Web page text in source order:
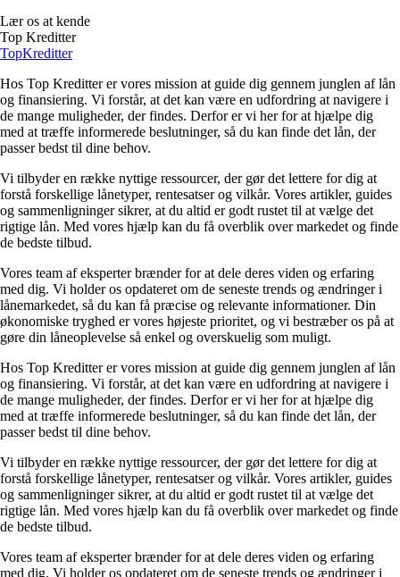
Lær os at kende
Top Kreditter
TopKreditter
Hos Top Kreditter er vores mission at guide dig gennem junglen af lån
og finansiering. Vi forstår, at det kan være en udfordring at navigere i
de mange muligheder, der findes. Derfor er vi her for at hjælpe dig
med at træffe informerede beslutninger, så du kan finde det lån, der
passer bedst til dine behov.
Vi tilbyder en række nyttige ressourcer, der gør det lettere for dig at
forstå forskellige lånetyper, rentesatser og vilkår. Vores artikler, guides
og sammenligninger sikrer, at du altid er godt rustet til at vælge det
rigtige lån. Med vores hjælp kan du få overblik over markedet og finde
de bedste tilbud.
Vores team af eksperter brænder for at dele deres viden og erfaring
med dig. Vi holder os opdateret om de seneste trends og ændringer i
lånemarkedet, så du kan få præcise og relevante informationer. Din
økonomiske tryghed er vores højeste prioritet, og vi bestræber os på at
gøre din låneoplevelse så enkel og overskuelig som muligt.
Hos Top Kreditter er vores mission at guide dig gennem junglen af lån
og finansiering. Vi forstår, at det kan være en udfordring at navigere i
de mange muligheder, der findes. Derfor er vi her for at hjælpe dig
med at træffe informerede beslutninger, så du kan finde det lån, der
passer bedst til dine behov.
Vi tilbyder en række nyttige ressourcer, der gør det lettere for dig at
forstå forskellige lånetyper, rentesatser og vilkår. Vores artikler, guides
og sammenligninger sikrer, at du altid er godt rustet til at vælge det
rigtige lån. Med vores hjælp kan du få overblik over markedet og finde
de bedste tilbud.
Vores team af eksperter brænder for at dele deres viden og erfaring
med dig. Vi holder os opdateret om de seneste trends og ændringer i